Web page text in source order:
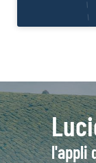
l'appli